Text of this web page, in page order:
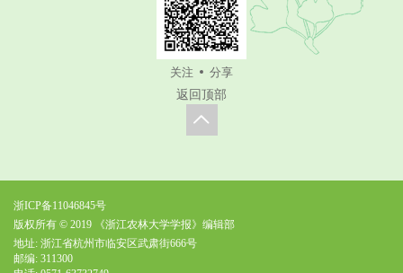
关注
分享
返回顶部
浙ICP备11046845号
版权所有 © 2019 《浙江农林大学学报》编辑部
地址: 浙江省杭州市临安区武肃街666号
邮编: 311300